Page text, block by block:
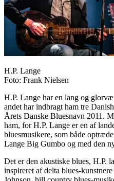
H.P. Lange
Foto: Frank Nielsen
H.P. Lange har en lang og
andet har indbragt ham tre
Årets Danske Bluesnavn 2011.
ham, for H.P. Lange er en af
bluesmusikere, som både
Lange Big Gumbo og med den
Det er den akustiske blues, H.P.
inspireret af delta blues-